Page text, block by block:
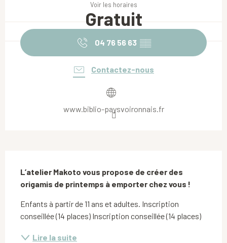
Voir les horaires
Gratuit
04 76 56 63 ▒▒
Contactez-nous
www.biblio-paysvoironnais.fr
L’atelier Makoto vous propose de créer des
origamis de printemps à emporter chez vous !
Enfants à partir de 11 ans et adultes. Inscription
conseillée (14 places) Inscription conseillée (14 places)
Lire la suite